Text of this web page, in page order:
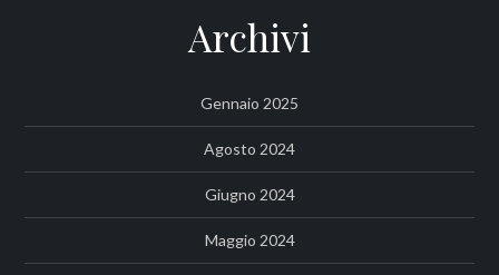
Archivi
Gennaio 2025
Agosto 2024
Giugno 2024
Maggio 2024